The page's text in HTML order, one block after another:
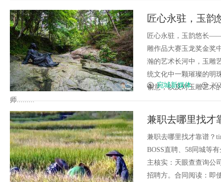
匠心永驻，玉韵
匠心永驻，玉韵悠长
雕作品大赛玉龙奖金奖
瀚的艺术长河中，玉雕
统文化中一颗璀璨的明
创意，以及对玉雕艺术
师.........
宛城新媒体
兼职去哪里找才
兼职去哪里找才靠谱？
BOSS直聘、58同城等
主核实：天眼查查询公
招聘方。合同阅读：即